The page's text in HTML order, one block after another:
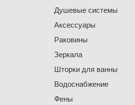
Душевые системы
Аксессуары
Раковины
Зеркала
Шторки для ванны
Водоснабжение
Фены